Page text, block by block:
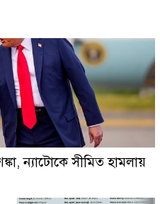
ন্যাটোকে সীমিত হামলায়